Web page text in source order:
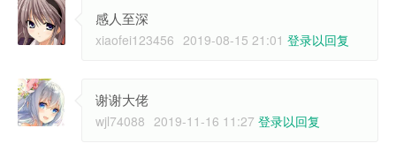
感人至深
xiaofei123456 2019-08-15 21:01 登录以回复
谢谢大佬
wjl74088 2019-11-16 11:27 登录以回复